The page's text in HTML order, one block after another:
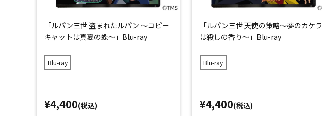
「ルパン三世 盗まれたルパン ～コピー
キャットは真夏の蝶～」Blu-ray
Blu-ray
¥4,400(税込)
「ルパン三世 天使の策略～夢のカケラ
は殺しの香り～」Blu-ray
Blu-ray
¥4,400(税込)